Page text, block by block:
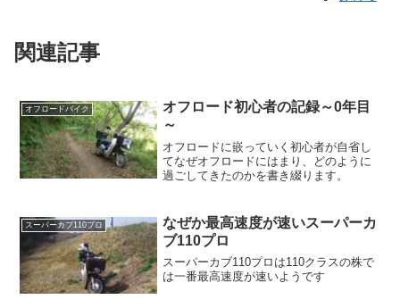
関連記事
オフロードバイク
オフロード初心者の記録～0年目
～
オフロードに嵌っていく初心者が自省し
てなぜオフロードにはまり、どのように
過ごしてきたのかを書き綴ります。
スーパーカブ110プロ
なぜか最高速度が速いスーパーカ
ブ110プロ
スーパーカブ110プロは110クラスの株で
は一番最高速度が速いようです